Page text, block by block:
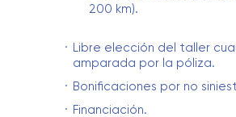
200 km).
Libre elección del taller
amparada por la póliza.
Bonificaciones por no
Financiación.